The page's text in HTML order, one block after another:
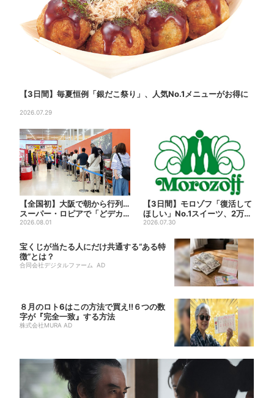
【3日間】毎夏恒例「銀だこ祭り」、人気No.1メニューがお得に
2026.07.29
【全国初】大阪で朝から行列…
スーパー・ロピアで「どデカ
抽選会」、開始30分で“1...
2026.08.01
【3日間】モロゾフ「復活して
ほしい」No.1スイーツ、2万3
865票から選ばれた...
2026.07.30
宝くじが当たる人にだけ共通する“ある特
徴”とは？
合同会社デジタルファーム AD
８月のロト6はこの方法で買え!!６つの数
字が『完全一致』する方法
株式会社MURA AD